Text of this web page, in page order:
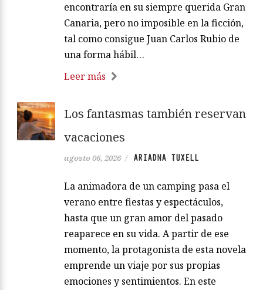
encontraría en su siempre querida Gran
Canaria, pero no imposible en la ficción,
tal como consigue Juan Carlos Rubio de
una forma hábil…
Leer más
Los fantasmas también reservan
vacaciones
agosto 06, 2026 / ARIADNA TUXELL
La animadora de un camping pasa el
verano entre fiestas y espectáculos,
hasta que un gran amor del pasado
reaparece en su vida. A partir de ese
momento, la protagonista de esta novela
emprende un viaje por sus propias
emociones y sentimientos. En este